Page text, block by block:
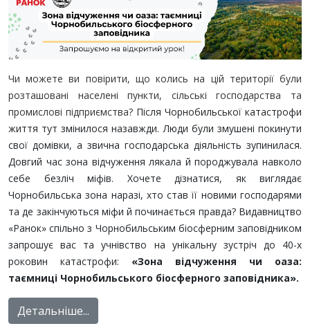
Чи можете ви повірити, що колись на цій території були
розташовані населені пункти, сільські господарства та
промислові підприємства? Після Чорнобильської катастрофи
життя тут змінилося назавжди. Люди були змушені покинути
свої домівки, а звична господарська діяльність зупинилася.
Довгий час зона відчуження лякала й породжувала навколо
себе безліч міфів. Хочете дізнатися, як виглядає
Чорнобильська зона наразі, хто став її новими господарями
та де закінчуються міфи й починається правда? Видавництво
«Ранок» спільно з Чорнобильським біосферним заповідником
запрошує вас та учнівство на унікальну зустріч до 40-х
роковин катастрофи: «Зона відчуження чи оаза:
таємниці Чорнобильського біосферного заповідника».
Детальніше...